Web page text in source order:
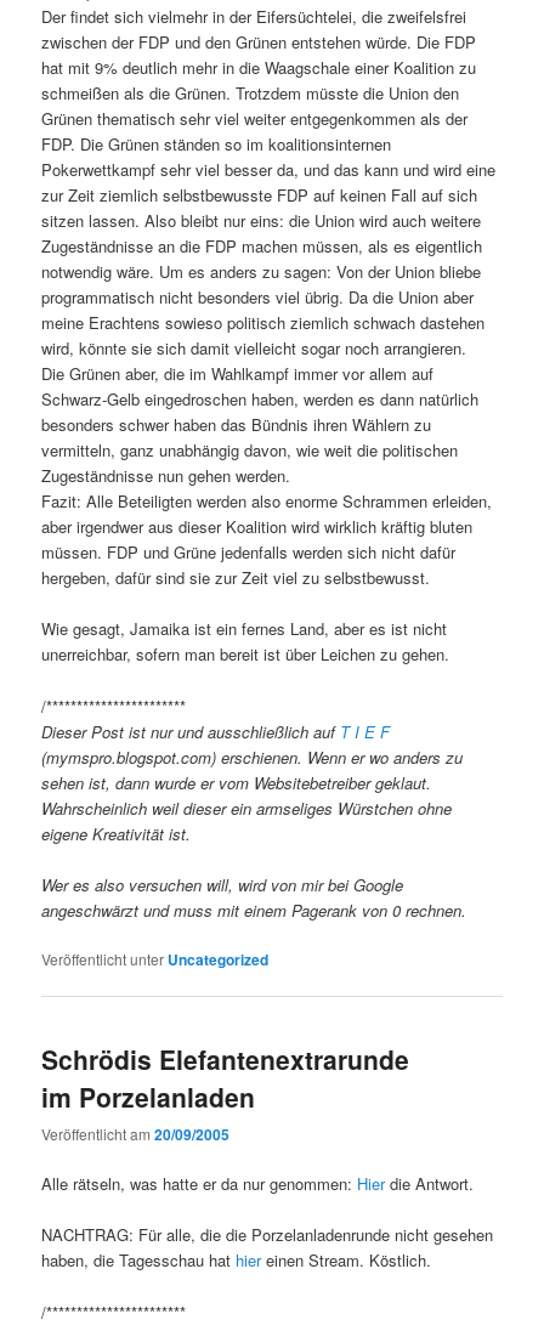
Der findet sich vielmehr in der Eifersüchtelei, die zweifelsfrei
zwischen der FDP und den Grünen entstehen würde. Die FDP
hat mit 9% deutlich mehr in die Waagschale einer Koalition zu
schmeißen als die Grünen. Trotzdem müsste die Union den
Grünen thematisch sehr viel weiter entgegenkommen als der
FDP. Die Grünen ständen so im koalitionsinternen
Pokerwettkampf sehr viel besser da, und das kann und wird eine
zur Zeit ziemlich selbstbewusste FDP auf keinen Fall auf sich
sitzen lassen. Also bleibt nur eins: die Union wird auch weitere
Zugeständnisse an die FDP machen müssen, als es eigentlich
notwendig wäre. Um es anders zu sagen: Von der Union bliebe
programmatisch nicht besonders viel übrig. Da die Union aber
meine Erachtens sowieso politisch ziemlich schwach dastehen
wird, könnte sie sich damit vielleicht sogar noch arrangieren.
Die Grünen aber, die im Wahlkampf immer vor allem auf
Schwarz-Gelb eingedroschen haben, werden es dann natürlich
besonders schwer haben das Bündnis ihren Wählern zu
vermitteln, ganz unabhängig davon, wie weit die politischen
Zugeständnisse nun gehen werden.
Fazit: Alle Beteiligten werden also enorme Schrammen erleiden,
aber irgendwer aus dieser Koalition wird wirklich kräftig bluten
müssen. FDP und Grüne jedenfalls werden sich nicht dafür
hergeben, dafür sind sie zur Zeit viel zu selbstbewusst.
Wie gesagt, Jamaika ist ein fernes Land, aber es ist nicht
unerreichbar, sofern man bereit ist über Leichen zu gehen.
/***********************
Dieser Post ist nur und ausschließlich auf T I E F
(mymspro.blogspot.com) erschienen. Wenn er wo anders zu
sehen ist, dann wurde er vom Websitebetreiber geklaut.
Wahrscheinlich weil dieser ein armseliges Würstchen ohne
eigene Kreativität ist.
Wer es also versuchen will, wird von mir bei Google
angeschwärzt und muss mit einem Pagerank von 0 rechnen.
Veröffentlicht unter Uncategorized
Schrödis Elefantenextrarunde
im Porzelanladen
Veröffentlicht am20/09/2005
Alle rätseln, was hatte er da nur genommen: Hierdie Antwort.
NACHTRAG: Für alle, die die Porzelanladenrunde nicht gesehen
haben, die Tagesschau hat hiereinen Stream. Köstlich.
/***********************